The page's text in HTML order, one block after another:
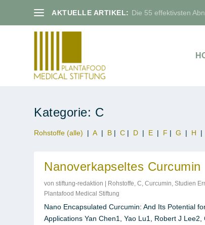
AKTUELLE ARTIKEL: Die 55 effektivsten
Kategorie: C
Rohstoffe (alle) |A | B |C | D | E | F |G | H |
Nanoverkapseltes Curcumin
vonstiftung-redaktion | Rohstoffe ,C ,Curcumin ,Studien
Plantafood Medical Stiftung
Nano Encapsulated Curcumin: And Its Potential
Applications Yan Chen1, Yao Lu1, Robert J Lee2,